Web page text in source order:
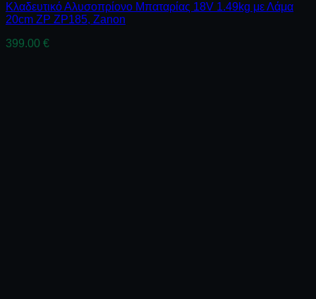
Κλαδευτικό Αλυσοπρίονο Μπαταρίας 18V 1.49kg με Λάμα
20cm ZP ZP185, Zanon
399.00 €